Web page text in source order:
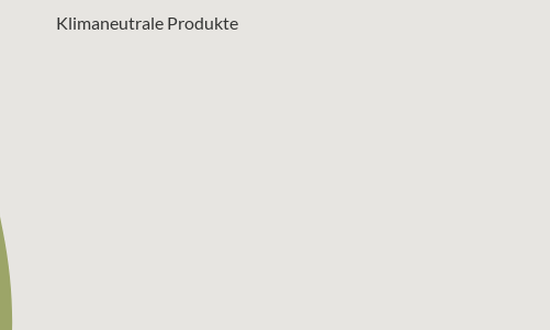
Klimaneutrale Produkte